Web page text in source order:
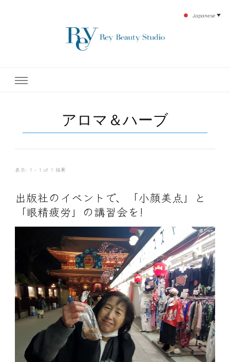
エステ
テ開設45年の実績を誇る本格エステだからこそ、お客様が必ず満足してもらえるこ
アロマ＆ハーブ
表示: 1 - 1 of 1 結果
出版社のイベントで、「小顔美点」と
「眼精疲労」の講習会を!
Japanese ▼